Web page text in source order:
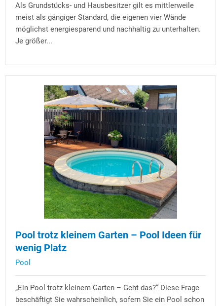
Als Grundstücks- und Hausbesitzer gilt es mittlerweile
meist als gängiger Standard, die eigenen vier Wände
möglichst energiesparend und nachhaltig zu unterhalten.
Je größer...
Pool trotz kleinem Garten – Pool Ideen für
wenig Platz
Pool
„Ein Pool trotz kleinem Garten – Geht das?“ Diese Frage
beschäftigt Sie wahrscheinlich, sofern Sie ein Pool schon